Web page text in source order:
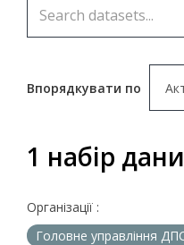
Впорядкувати по
1 набір
Організації :
Головне управління